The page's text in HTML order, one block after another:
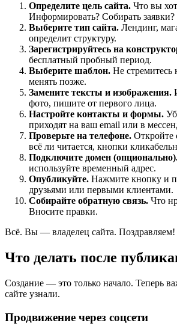
Определите цель сайта. Что вы
Информировать? Собирать заявки?
Выберите тип сайта. Лендинг,
определит структуру.
Зарегистрируйтесь на
бесплатный пробный период.
Выберите шаблон. Не
менять позже.
Замените тексты и изображения.
фото, пишите от первого лица.
Настройте контакты и формы.
приходят на ваш email или в
Проверьте на телефоне. Откройте
всё ли читается, кнопки
Подключите домен
используйте временный адрес.
Опубликуйте. Нажмите кнопку и
друзьями или первыми клиентами.
Собирайте обратную связь. Что
Вносите правки.
Всё. Вы — владелец сайта. Поздравляем!
Что делать после
Создание — это только начало. Теперь
сайте узнали.
Продвижение через соцсети